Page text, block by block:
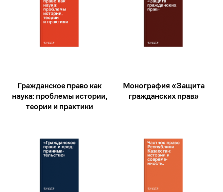
Гражданское право как
наука: проблемы истории,
теории и практики
Монография «Защита
гражданских прав»